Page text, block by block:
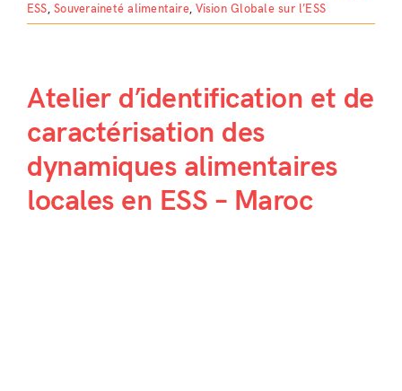
ESS,Souveraineté alimentaire,Vision Globale sur l’ESS
Atelier d’identification et de
caractérisation des
dynamiques alimentaires
locales en ESS – Maroc